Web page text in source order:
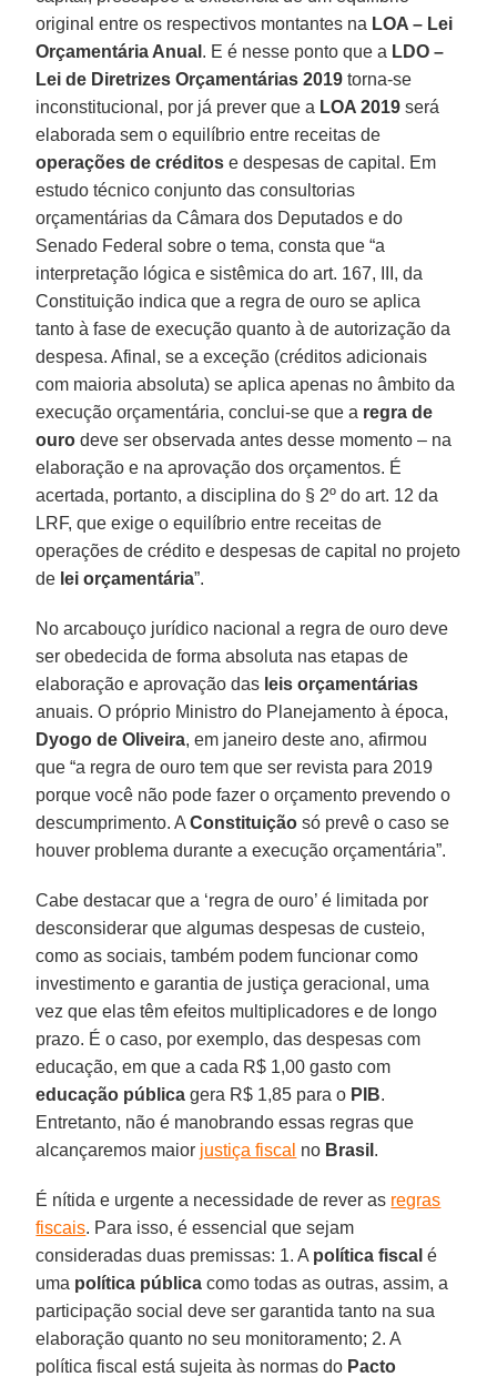
original entre os respectivos montantes na LOA – Lei
Orçamentária Anual . E é nesse ponto que a LDO –
Lei de Diretrizes Orçamentárias 2019 torna-se
inconstitucional, por já prever que a LOA 2019 será
elaborada sem o equilíbrio entre receitas de
operações de créditos e despesas de capital. Em
estudo técnico conjunto das consultorias
orçamentárias da Câmara dos Deputados e do
Senado Federal sobre o tema, consta que “a
interpretação lógica e sistêmica do art. 167, III, da
Constituição indica que a regra de ouro se aplica
tanto à fase de execução quanto à de autorização da
despesa. Afinal, se a exceção (créditos adicionais
com maioria absoluta) se aplica apenas no âmbito da
execução orçamentária, conclui-se que a regra de
ouro deve ser observada antes desse momento – na
elaboração e na aprovação dos orçamentos. É
acertada, portanto, a disciplina do § 2º do art. 12 da
LRF, que exige o equilíbrio entre receitas de
operações de crédito e despesas de capital no projeto
de lei orçamentária”.
No arcabouço jurídico nacional a regra de ouro deve
ser obedecida de forma absoluta nas etapas de
elaboração e aprovação das leis orçamentárias
anuais. O próprio Ministro do Planejamento à época,
Dyogo de Oliveira, em janeiro deste ano, afirmou
que “a regra de ouro tem que ser revista para 2019
porque você não pode fazer o orçamento prevendo o
descumprimento. AConstituição só prevê o caso se
houver problema durante a execução orçamentária”.
Cabe destacar que a ‘regra de ouro’ é limitada por
desconsiderar que algumas despesas de custeio,
como as sociais, também podem funcionar como
investimento e garantia de justiça geracional, uma
vez que elas têm efeitos multiplicadores e de longo
prazo. É o caso, por exemplo, das despesas com
educação, em que a cada R$ 1,00 gasto com
educação pública gera R$ 1,85 para o PIB.
Entretanto, não é manobrando essas regras que
alcançaremos maior justiça fiscal no Brasil .
É nítida e urgente a necessidade de rever as regras
fiscais. Para isso, é essencial que sejam
consideradas duas premissas: 1. A política fiscal é
uma política pública como todas as outras, assim, a
participação social deve ser garantida tanto na sua
elaboração quanto no seu monitoramento; 2. A
política fiscal está sujeita às normas do Pacto